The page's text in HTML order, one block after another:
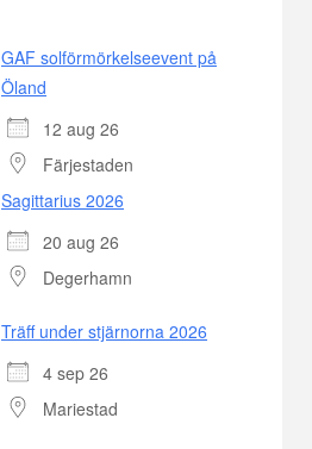
GAF solförmörkelseevent på
Öland
12 aug 26
Färjestaden
Sagittarius 2026
20 aug 26
Degerhamn
Träff under stjärnorna 2026
4 sep 26
Mariestad